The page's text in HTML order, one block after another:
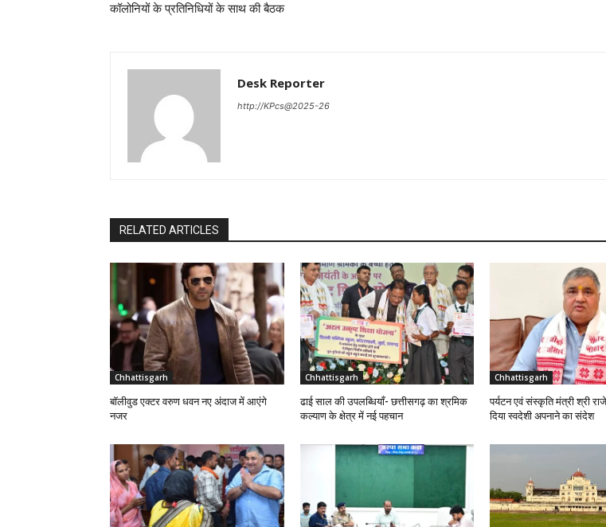
कॉलोनियों के प्रतिनिधियों के साथ की बैठक
Desk Reporter
http://KPcs@2025-26
RELATED ARTICLES
Chhattisgarh
बॉलीवुड एक्टर वरुण धवन नए अंदाज में आएंगे
नजर
Chhattisgarh
ढाई साल की उपलब्धियाँ- छत्तीसगढ़ का श्रमिक
कल्याण के क्षेत्र में नई पहचान
Chhattisgarh
पर्यटन एवं संस्कृति मंत्री श्री
दिया स्वदेशी अपनाने का संदेश